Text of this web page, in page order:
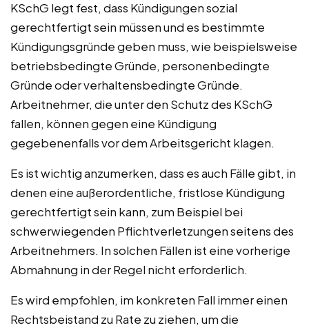
KSchG legt fest, dass Kündigungen sozial
gerechtfertigt sein müssen und es bestimmte
Kündigungsgründe geben muss, wie beispielsweise
betriebsbedingte Gründe, personenbedingte
Gründe oder verhaltensbedingte Gründe.
Arbeitnehmer, die unter den Schutz des KSchG
fallen, können gegen eine Kündigung
gegebenenfalls vor dem Arbeitsgericht klagen.
Es ist wichtig anzumerken, dass es auch Fälle gibt, in
denen eine außerordentliche, fristlose Kündigung
gerechtfertigt sein kann, zum Beispiel bei
schwerwiegenden Pflichtverletzungen seitens des
Arbeitnehmers. In solchen Fällen ist eine vorherige
Abmahnung in der Regel nicht erforderlich.
Es wird empfohlen, im konkreten Fall immer einen
Rechtsbeistand zu Rate zu ziehen, um die